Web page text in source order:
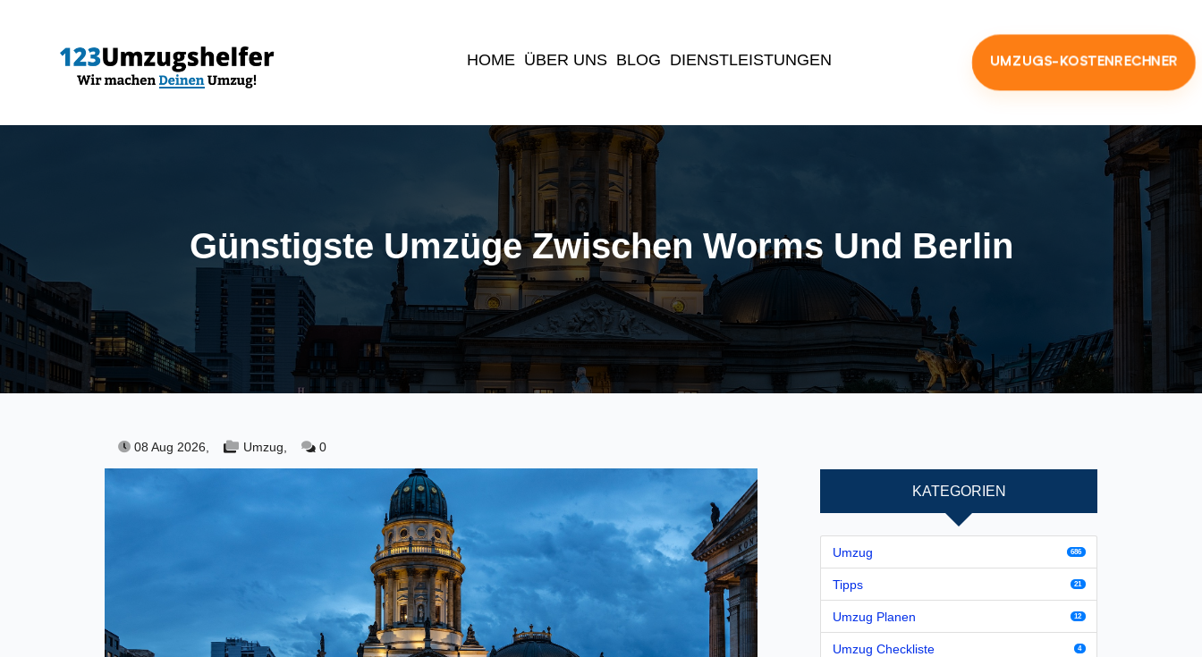
HOME(current)
ÜBER UNS BLOG DIENSTLEISTUNGEN UMZUGS-KOSTENRECHNER
Günstigste Umzüge Zwischen Worms Und Berlin
08 Aug 2026, Umzug, 0
KATEGORIEN
Umzug 686
Tipps 21
Umzug Planen 12
Umzug Checkliste 4